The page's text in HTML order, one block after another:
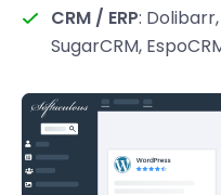
CRM / ERP:
SugarCRM,